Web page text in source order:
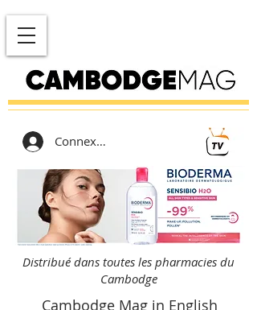
Connexion
Distribué dans toutes les pharmacies du
Cambodge
Cambodge Mag in English